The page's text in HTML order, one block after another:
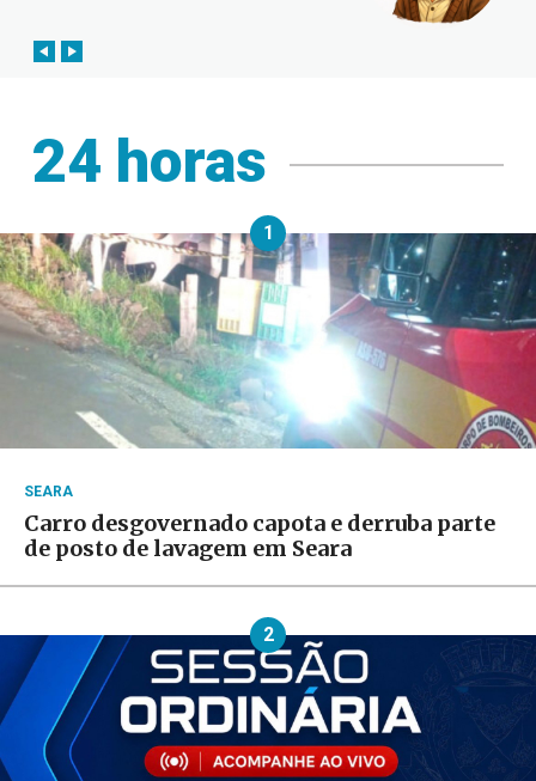
24 horas
1
SEARA
Carro desgovernado capota e derruba parte
de posto de lavagem em Seara
2